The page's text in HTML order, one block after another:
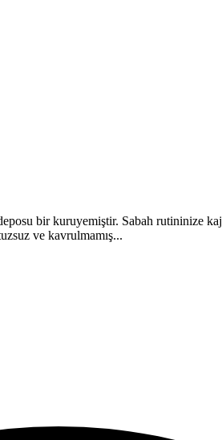
bir kuruyemiştir. Sabah rutininize
ve kavrulmamış...